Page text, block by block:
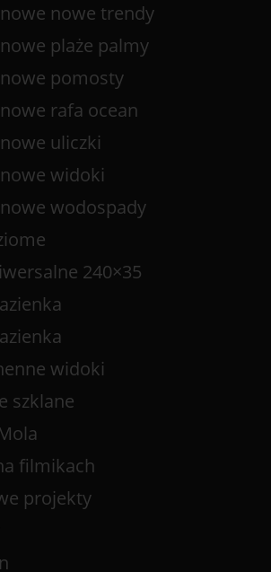
nowe trendy
plaże palmy
pomosty
rafa ocean
uliczki
widoki
wodospady
240×35
widoki
szklane
filmikach
projekty